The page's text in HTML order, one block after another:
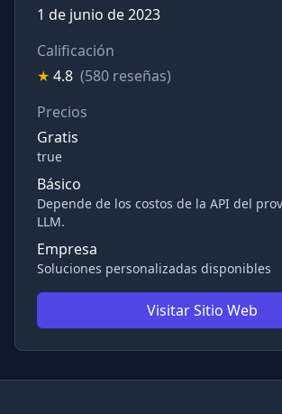
1 de junio de 2023
Calificación
★ 4.8 (580 reseñas)
Precios
Gratis
true
Básico
Depende de los costos de la API del
LLM.
Empresa
Soluciones personalizadas disponibles
Visitar Sitio Web